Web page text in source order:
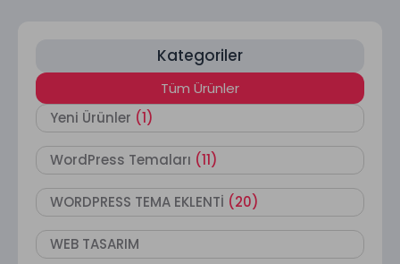
Kategoriler
Tüm Ürünler
Yeni Ürünler (1)
WordPress Temaları (11)
WORDPRESS TEMA EKLENTİ (20)
WEB TASARIM